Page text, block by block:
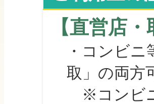
【直営店
・コンビニ
取」の両方
※コンビニ